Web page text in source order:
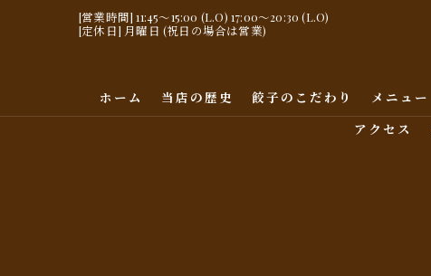
[営業時間] 11:45～15:00 (L.O) 17:00～20:30 (L.O)
[定休日] 月曜日 (祝日の場合は営業)
ホーム 当店の歴史 餃子のこだわり メニュー
アクセス